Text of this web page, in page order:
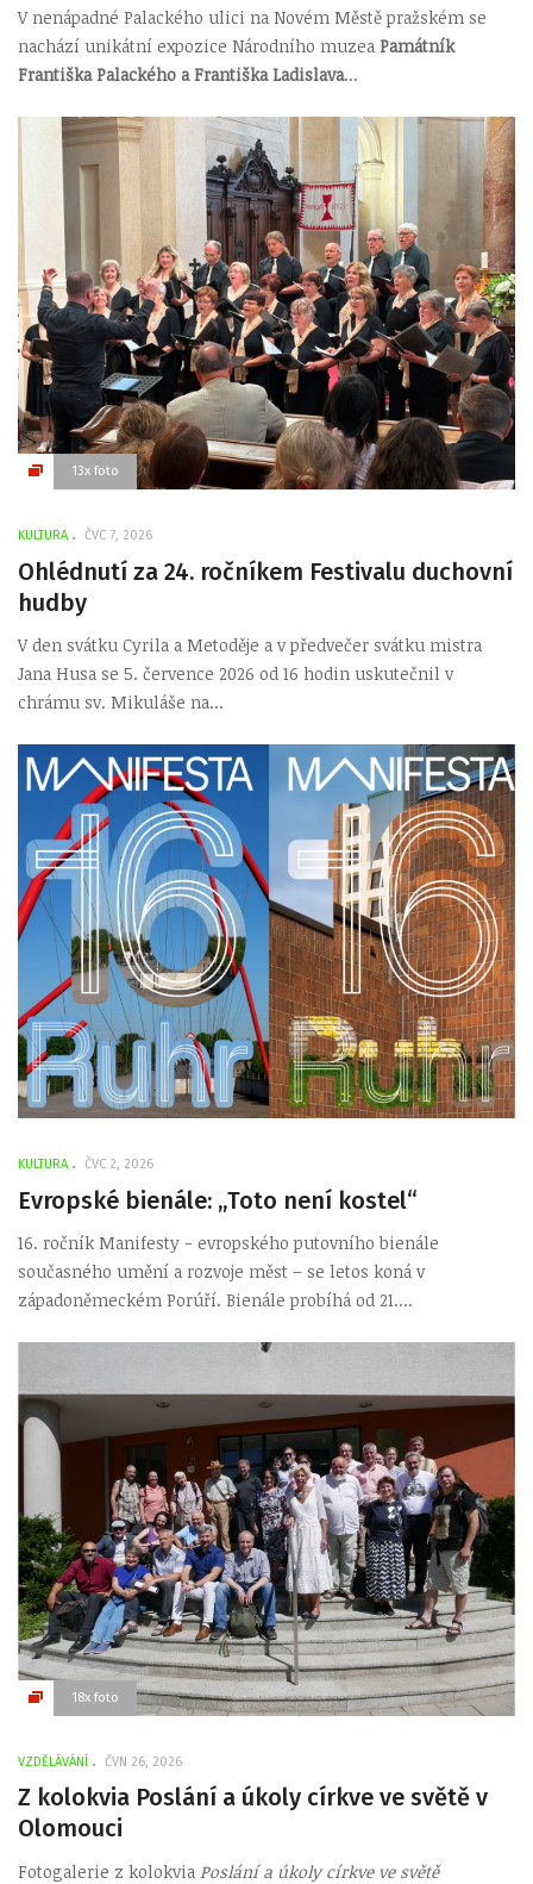
V nenápadné Palackého ulici na Novém Městě pražském se
nachází unikátní expozice Národního muzea Památník
Františka Palackého a Františka Ladislava...
13x foto
KULTURA ČVC 7, 2026
Ohlédnutí za 24. ročníkem Festivalu duchovní
hudby
V den svátku Cyrila a Metoděje a v předvečer svátku mistra
Jana Husa se 5. července 2026 od 16 hodin uskutečnil v
chrámu sv. Mikuláše na...
KULTURA ČVC 2, 2026
Evropské bienále: „Toto není kostel“
16. ročník Manifesty - evropského putovního bienále
současného umění a rozvoje měst – se letos koná v
západoněmeckém Porúří. Bienále probíhá od 21....
18x foto
VZDĚLÁVÁNÍ ČVN 26, 2026
Z kolokvia Poslání a úkoly církve ve světě v
Olomouci
Fotogalerie z kolokvia Poslání a úkoly církve ve světě